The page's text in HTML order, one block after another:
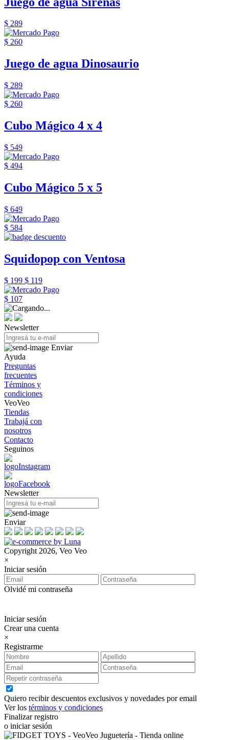
$ 289
$ 260
Juego de agua Dinosaurio
$ 289
$ 260
Cubo Mágico 4 x 4
$ 549
$ 494
Cubo Mágico 5 x 5
$ 649
$ 584
Squidopop con Ventosa
$ 199 $ 119
$ 107
Newsletter
Enviar
Ayuda
Preguntas
frecuentes
Términos y
condiciones
VeoVeo
Tiendas
Trabajá con
nosotros
Contacto
Seguinos
Newsletter
Enviar
Copyright 2026, Veo Veo
×
Iniciar sesión
Olvidé mi contraseña
Iniciar sesión
Crear una cuenta
×
Registrarme
Quiero recibir descuentos exclusivos y novedades por email
Ver los términos y condiciones
Finalizar registro
o iniciar sesión